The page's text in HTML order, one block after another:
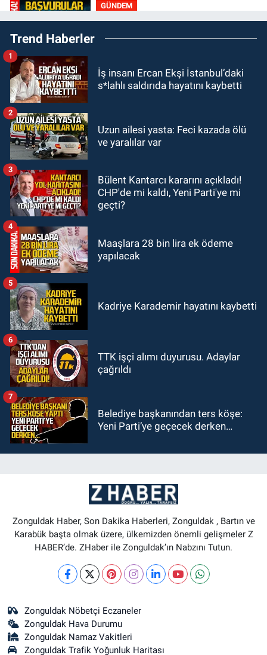
GÜNDEM
21:29Başvurular başladı: 3 bin
250 kişi alınacak
19:56Otomobille çarpışan
bisikletli ağır yaralandı
19:46Cumhurbaşkanı Erdoğan’ın
GÜNDEM
18:48Yeni başkan belli oldu:
Kongrede dostluk mesajları
Trend Haberler
İş insanı Ercan Ekşi İstanbul’daki
s*lahlı saldırıda hayatını kaybetti
1
Uzun ailesi yasta: Feci kazada ölü
ve yaralılar var
2
Bülent Kantarcı kararını açıkladı!
CHP'de mi kaldı, Yeni Parti'ye mi
geçti?
3
Maaşlara 28 bin lira ek ödeme
yapılacak
4
Kadriye Karademir hayatını kaybetti
5
TTK işçi alımı duyurusu. Adaylar
çağrıldı
6
Belediye başkanından ters köşe:
Yeni Parti’ye geçecek derken…
7
Zonguldak Haber, Son Dakika Haberleri, Zonguldak , Bartın ve
Karabük başta olmak üzere, ülkemizden önemli gelişmeler Z
HABER’de. ZHaber ile Zonguldak’ın Nabzını Tutun.
Zonguldak Nöbetçi Eczaneler
Zonguldak Hava Durumu
Zonguldak Namaz Vakitleri
Zonguldak Trafik Yoğunluk Haritası